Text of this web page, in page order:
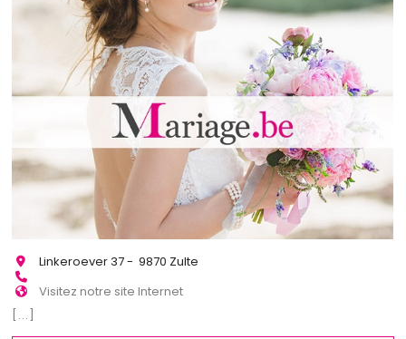
Linkeroever 37 - 9870 Zulte
Visitez notre site Internet
[...]